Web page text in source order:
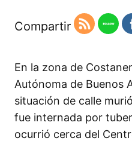
Compartir
En la zona de
Autónoma de Buenos
situación de calle
fue internada por
ocurrió cerca del